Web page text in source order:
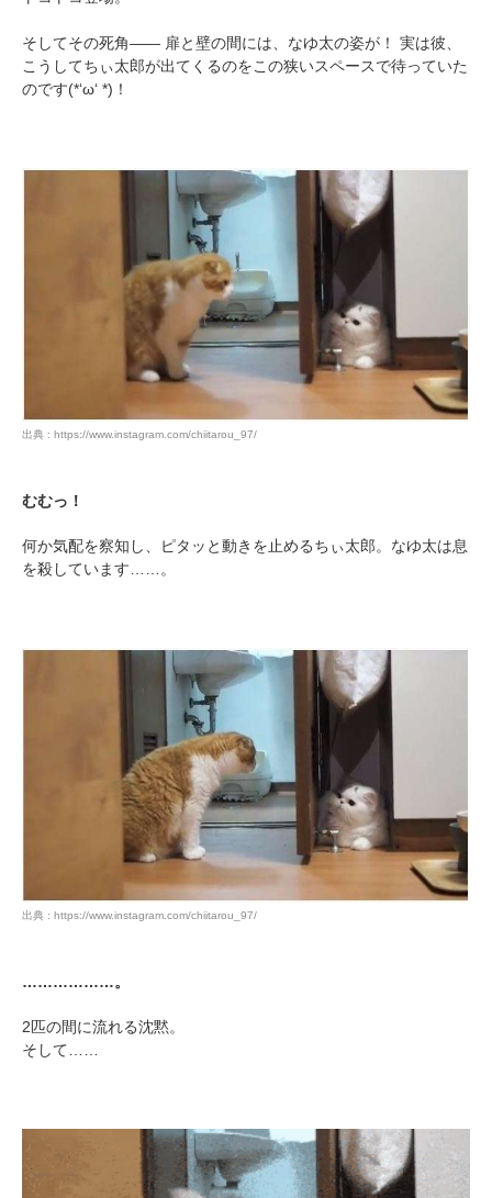
そしてその死角―― 扉と壁の間には、なゆ太の姿が！ 実は彼、
こうしてちぃ太郎が出てくるのをこの狭いスペースで待っていた
のです(*‘ω‘ *)！
出典 : https://www.instagram.com/chiitarou_97/
むむっ！
何か気配を察知し、ピタッと動きを止めるちぃ太郎。なゆ太は息
を殺しています……。
出典 : https://www.instagram.com/chiitarou_97/
………………。
2匹の間に流れる沈黙。
そして……